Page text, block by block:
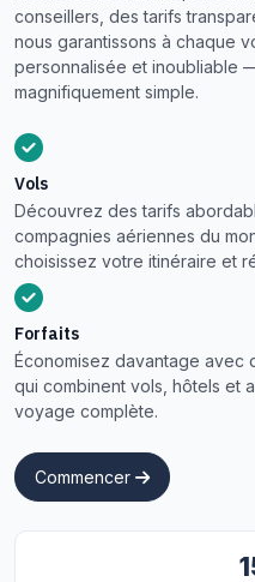
conseillers, des tarifs
nous garantissons à chaque
personnalisée et inoubliable
magnifiquement simple.
Vols
Découvrez des tarifs
compagnies aériennes du
choisissez votre itinéraire et
Forfaits
Économisez davantage avec
qui combinent vols, hôtels et
voyage complète.
Commencer